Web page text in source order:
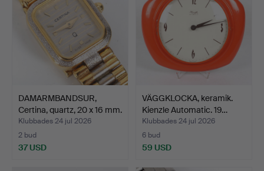
DAMARMBANDSUR,
Certina, quartz, 20 x 16 mm.
Klubbades 24 jul 2026
2 bud
37 USD
VÄGGKLOCKA, keramik.
Kienzle Automatic. 19…
Klubbades 24 jul 2026
6 bud
59 USD